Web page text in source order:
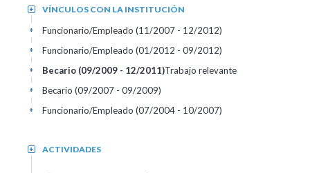
VÍNCULOS CON LA INSTITUCIÓN
+
Funcionario/Empleado (11/2007 - 12/2012)
+
Funcionario/Empleado (01/2012 - 09/2012)
+
Becario (09/2009 - 12/2011)Trabajo relevante
+
Becario (09/2007 - 09/2009)
+
Funcionario/Empleado (07/2004 - 10/2007)
+
ACTIVIDADES
+